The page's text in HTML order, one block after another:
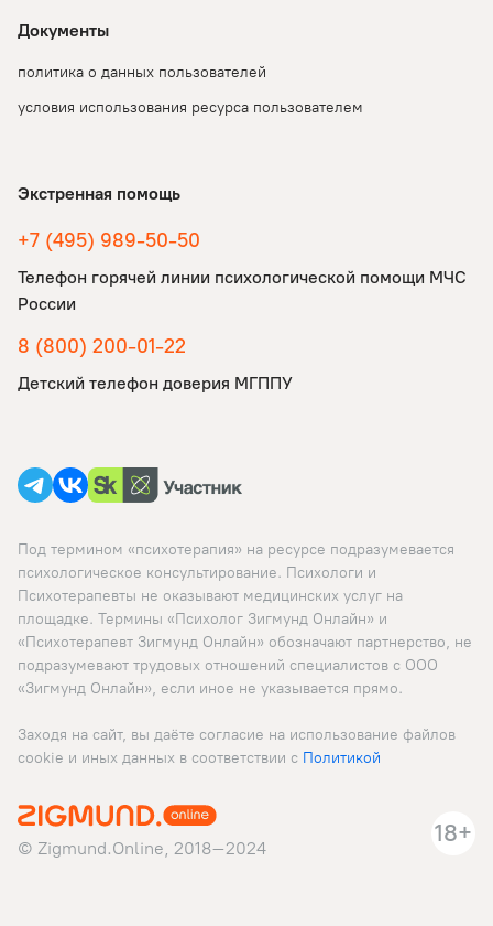
Документы
политика о данных пользователей
условия использования ресурса пользователем
Экстренная помощь
+7 (495) 989-50-50
Телефон горячей линии психологической помощи МЧС
России
8 (800) 200-01-22
Детский телефон доверия МГППУ
Под термином «психотерапия» на ресурсе подразумевается
психологическое консультирование. Психологи и
Психотерапевты не оказывают медицинских услуг на
площадке. Термины «Психолог Зигмунд Онлайн» и
«Психотерапевт Зигмунд Онлайн» обозначают партнерство, не
подразумевают трудовых отношений специалистов с ООО
«Зигмунд Онлайн», если иное не указывается прямо.
Заходя на сайт, вы даёте согласие на использование файлов
cookie и иных данных в соответствии c Политикой
© Zigmund.Online, 2018–2024
18+